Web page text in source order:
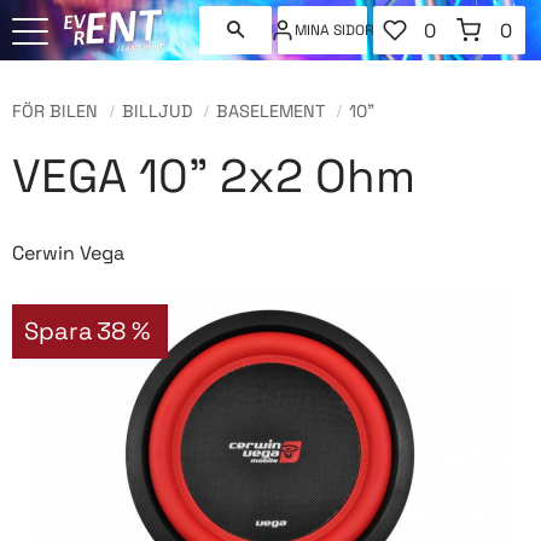
MINA SIDOR
FAVORITER
ANTAL
0
KUNDVAGN
0
FÖR BILEN BILLJUD BASELEMENT 10"
VEGA 10" 2x2 Ohm
Cerwin Vega
Spara38 %